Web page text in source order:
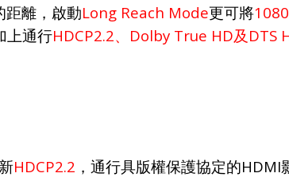
距離，啟動Long Reach Mode更可將
上通行HDCP2.2、 Dolby True HD及 DTS
HDCP2.2 ，通行具版權保護協定的HDMI